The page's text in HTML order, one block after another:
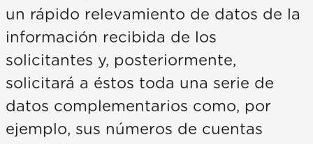
un rápido relevamiento de datos de la
información recibida de los
solicitantes y, posteriormente,
solicitará a éstos toda una serie de
datos complementarios como, por
ejemplo, sus números de cuentas